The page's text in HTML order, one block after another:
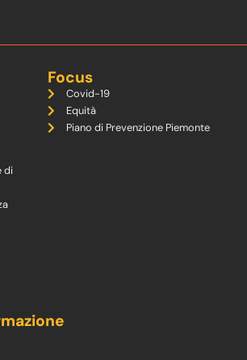
di
Focus
Covid-19
Equità
Piano di Prevenzione Piemonte